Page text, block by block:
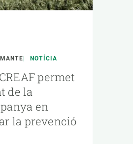
NOTÍCIA
permet
de la
en
la prevenció